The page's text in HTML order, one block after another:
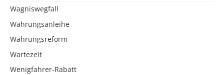
Wagniswegfall
Währungsanleihe
Währungsreform
Wartezeit
Wenigfahrer-Rabatt